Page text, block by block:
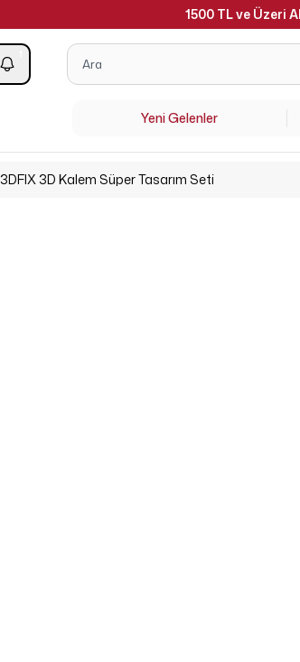
1500 TL ve Üzeri
Yeni Gelenler
3DFIX 3D Kalem Süper Tasarım Seti